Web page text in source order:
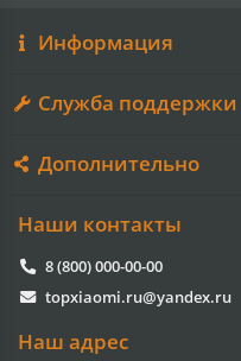
Информация
Служба поддержки
Дополнительно
Наши контакты
8 (800) 000-00-00
topxiaomi.ru@yandex.ru
Наш адрес